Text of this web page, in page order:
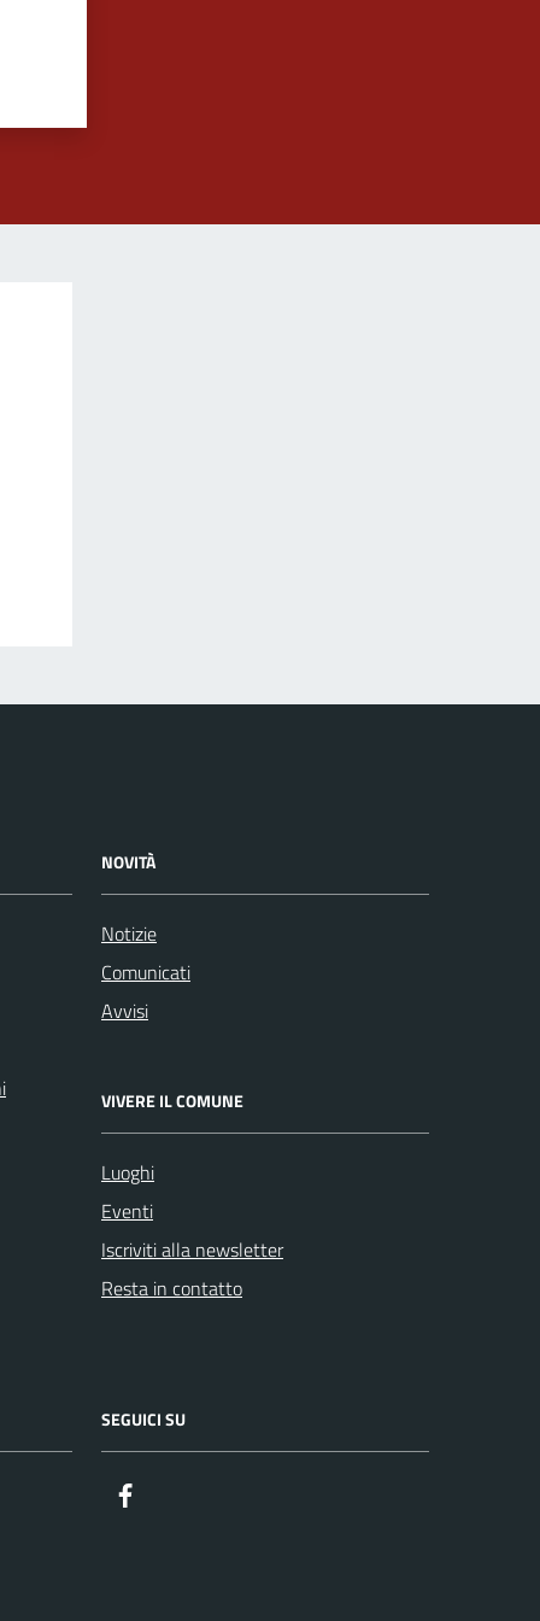
NOVITÀ
Notizie
Comunicati
Avvisi
VIVERE IL COMUNE
Luoghi
Eventi
Iscriviti alla newsletter
Resta in contatto
SEGUICI SU